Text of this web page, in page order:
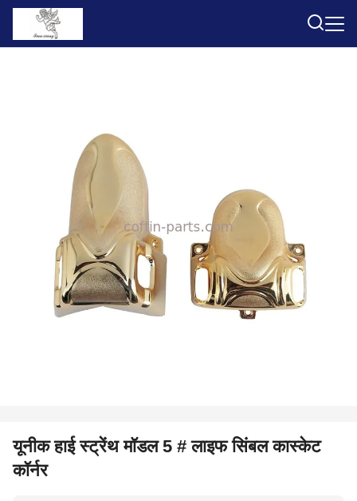
यूनीक हाई स्ट्रेंथ मॉडल 5 # लाइफ सिंबल कास्केट
कॉर्नर